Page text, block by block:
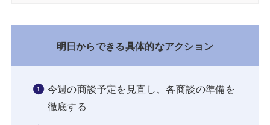
明日からできる具体的なアクション
今週の商談予定を見直し、各商談の準備を
徹底する